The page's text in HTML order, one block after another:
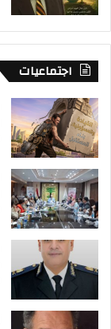
اجتماعيات